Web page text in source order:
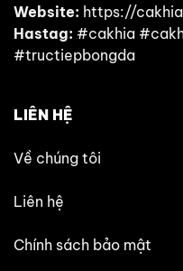
Website: https://
Hastag: #cakhia
#tructiepbongda
LIÊN HỆ
Về chúng tôi
Liên hệ
Chính sách bảo mật